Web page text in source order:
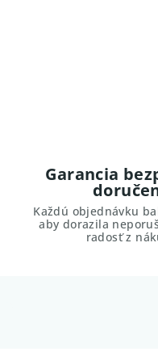
Garancia
Každú objednávku
aby dorazila
radosť z